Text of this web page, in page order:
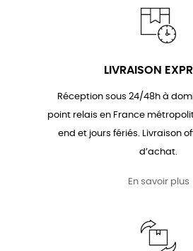
LIVRAISON
Réception sous 24/48h à
point relais en France
end et jours fériés. Livraison
d’achat.
En savoir plus